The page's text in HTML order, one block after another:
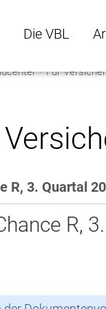
Die VBL
Die VBL
Für
R, 3. Quartal
R,